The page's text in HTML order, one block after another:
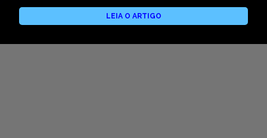
LEIA O ARTIGO